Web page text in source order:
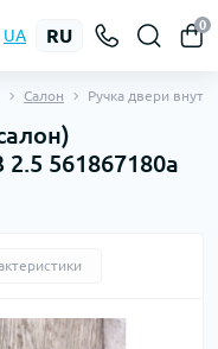
UA RU
0
Салон Ручка двери
561867180a